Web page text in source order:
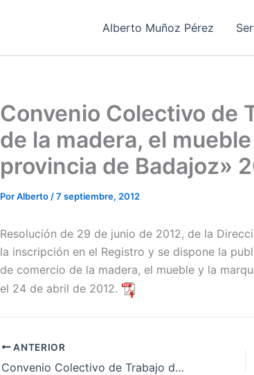
Alberto Muñoz Pérez
Convenio Colectivo de
de la madera, el
provincia de Badajoz»
PorAlberto /7 septiembre, 2012
Resolución de 29 de junio de 2012, de la
la inscripción en el Registro y se dispone la
de comercio de la madera, el mueble y la
el 24 de abril de 2012.
ANTERIOR
Convenio Colectivo de Trabajo de «Comercio textil de la provincia de Badajoz»